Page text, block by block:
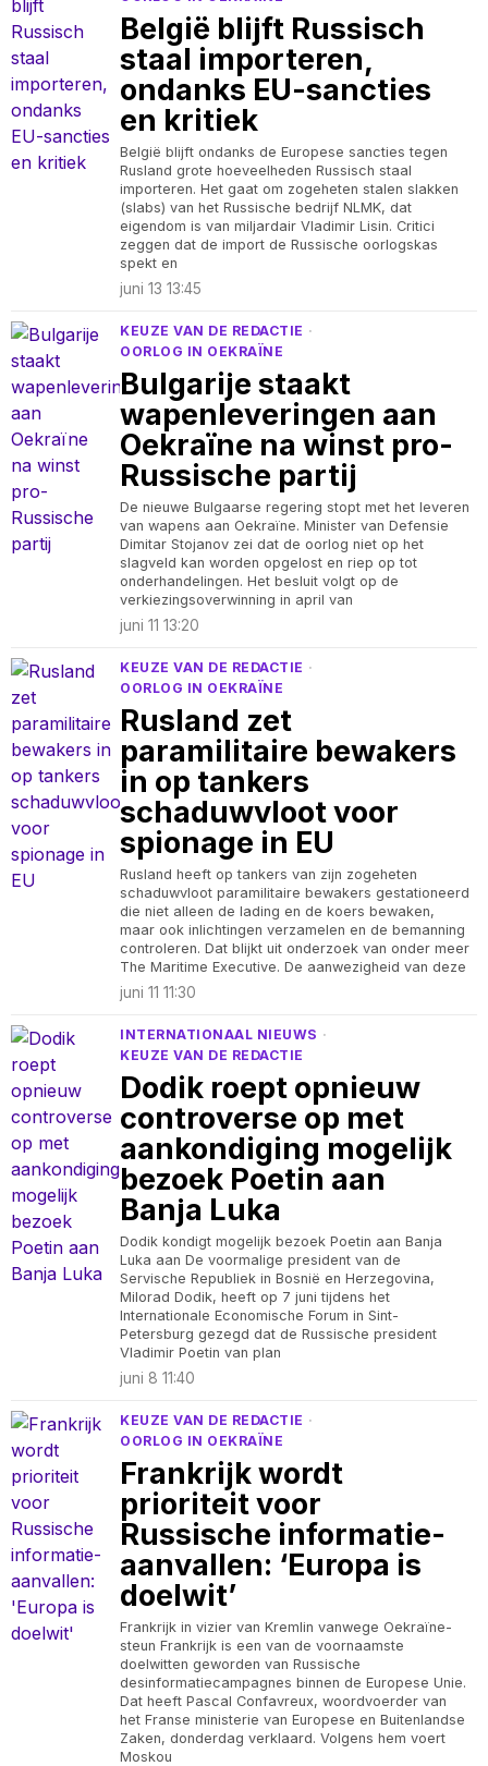
België blijft Russisch
staal importeren,
ondanks EU-sancties
en kritiek
België blijft ondanks de Europese sancties tegen
Rusland grote hoeveelheden Russisch staal
importeren. Het gaat om zogeheten stalen slakken
(slabs) van het Russische bedrijf NLMK, dat
eigendom is van miljardair Vladimir Lisin. Critici
zeggen dat de import de Russische oorlogskas
spekt en
juni 13 13:45
KEUZE VAN DE REDACTIE ·
OORLOG IN OEKRAÏNE
Bulgarije staakt
wapenleveringen aan
Oekraïne na winst pro-
Russische partij
De nieuwe Bulgaarse regering stopt met het leveren
van wapens aan Oekraïne. Minister van Defensie
Dimitar Stojanov zei dat de oorlog niet op het
slagveld kan worden opgelost en riep op tot
onderhandelingen. Het besluit volgt op de
verkiezingsoverwinning in april van
juni 11 13:20
KEUZE VAN DE REDACTIE ·
OORLOG IN OEKRAÏNE
Rusland zet
paramilitaire bewakers
in op tankers
schaduwvloot voor
spionage in EU
Rusland heeft op tankers van zijn zogeheten
schaduwvloot paramilitaire bewakers gestationeerd
die niet alleen de lading en de koers bewaken,
maar ook inlichtingen verzamelen en de bemanning
controleren. Dat blijkt uit onderzoek van onder meer
The Maritime Executive. De aanwezigheid van deze
juni 11 11:30
INTERNATIONAAL NIEUWS ·
KEUZE VAN DE REDACTIE
Dodik roept opnieuw
controverse op met
aankondiging mogelijk
bezoek Poetin aan
Banja Luka
Dodik kondigt mogelijk bezoek Poetin aan Banja
Luka aan De voormalige president van de
Servische Republiek in Bosnië en Herzegovina,
Milorad Dodik, heeft op 7 juni tijdens het
Internationale Economische Forum in Sint-
Petersburg gezegd dat de Russische president
Vladimir Poetin van plan
juni 8 11:40
KEUZE VAN DE REDACTIE ·
OORLOG IN OEKRAÏNE
Frankrijk wordt
prioriteit voor
Russische informatie-
aanvallen: ‘Europa is
doelwit’
Frankrijk in vizier van Kremlin vanwege Oekraïne-
steun Frankrijk is een van de voornaamste
doelwitten geworden van Russische
desinformatiecampagnes binnen de Europese Unie.
Dat heeft Pascal Confavreux, woordvoerder van
het Franse ministerie van Europese en Buitenlandse
Zaken, donderdag verklaard. Volgens hem voert
Moskou